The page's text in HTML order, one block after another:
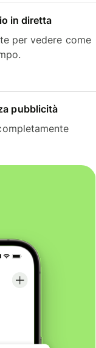
in diretta
per vedere come
pubblicità